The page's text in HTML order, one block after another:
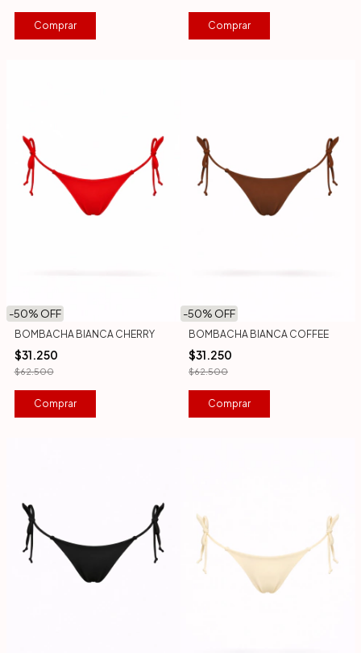
Comprar Comprar
-50% OFF
BOMBACHA BIANCA CHERRY
$31.250
$62.500
Comprar
-50% OFF
BOMBACHA BIANCA COFFEE
$31.250
$62.500
Comprar